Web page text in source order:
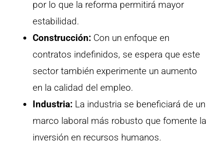
por lo que la reforma permitirá mayor
estabilidad.
Construcción: Con un enfoque en
contratos indefinidos, se espera que este
sector también experimente un aumento
en la calidad del empleo.
Industria: La industria se beneficiará de un
marco laboral más robusto que fomente la
inversión en recursos humanos.